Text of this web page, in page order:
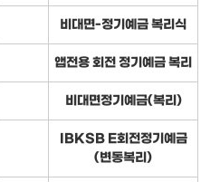
비대면-정기예금 복리식
앱전용 회전 정기예금 복리
비대면정기예금(복리)
IBKSB E회전정기예금
(변동복리)